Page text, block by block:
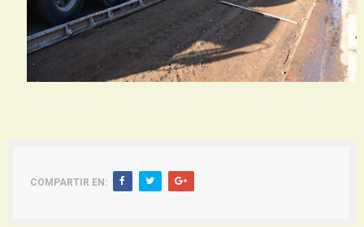
COMPARTIR EN: